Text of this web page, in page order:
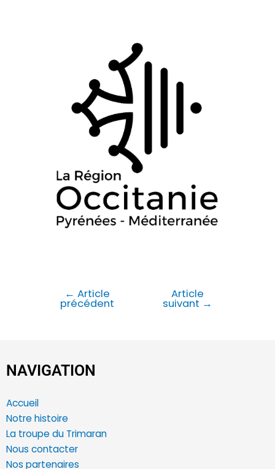
← Article
précédent
Article
suivant →
NAVIGATION
Accueil
Notre histoire
La troupe du Trimaran
Nous contacter
Nos partenaires